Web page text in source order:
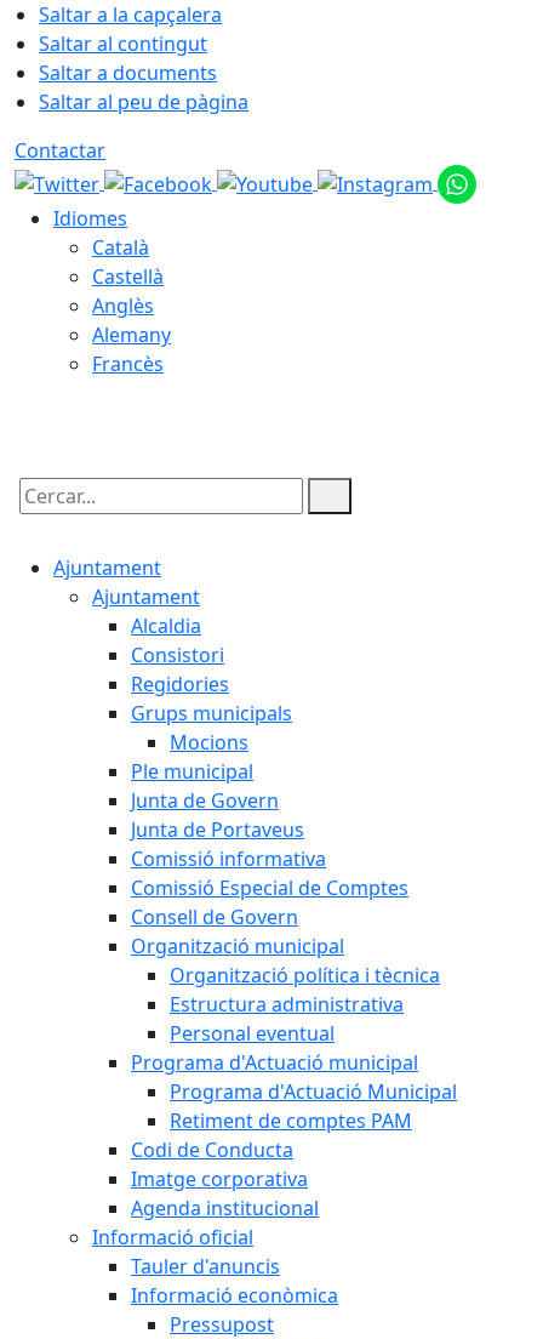
Saltar a la capçalera
Saltar al contingut
Saltar a documents
Saltar al peu de pàgina
Contactar
Idiomes
Català
Castellà
Anglès
Alemany
Francès
Cercar:
Ajuntament
Ajuntament
Alcaldia
Consistori
Regidories
Grups municipals
Mocions
Ple municipal
Junta de Govern
Junta de Portaveus
Comissió informativa
Comissió Especial de Comptes
Consell de Govern
Organització municipal
Organització política i tècnica
Estructura administrativa
Personal eventual
Programa d'Actuació municipal
Programa d'Actuació Municipal
Retiment de comptes PAM
Codi de Conducta
Imatge corporativa
Agenda institucional
Informació oficial
Tauler d'anuncis
Informació econòmica
Pressupost